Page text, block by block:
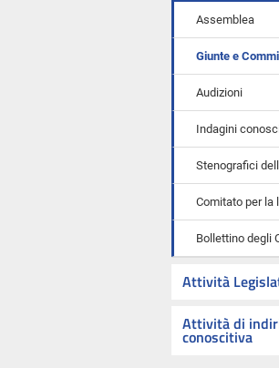
Assemblea
Giunte e
Audizioni
Indagini
Stenografici
Comitato per la
Bollettino degli
Attività
Attività di
conoscitiva